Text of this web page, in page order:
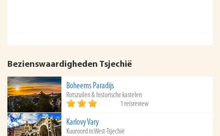
Bezienswaardigheden Tsjechië
Boheems Paradijs
Rotszuilen & historische kastelen
1 reisreview
Karlovy Vary
Kuuroord in West-Tsjechië